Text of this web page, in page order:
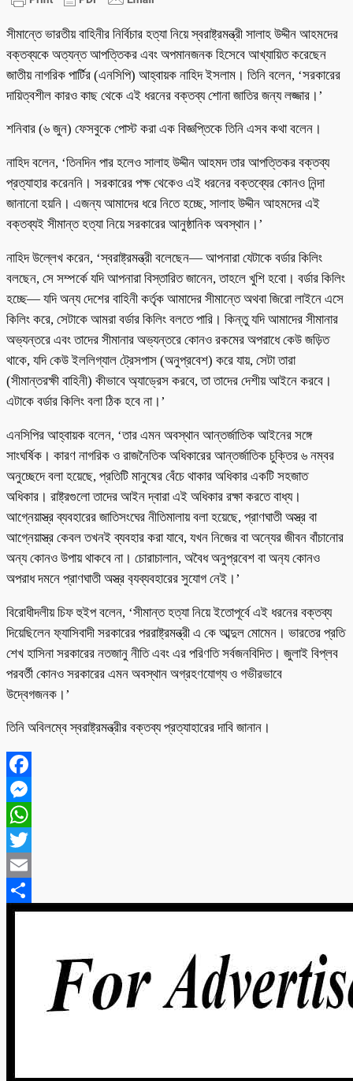
সীমান্তে ভারতীয় বাহিনীর নির্বিচার হত্যা নিয়ে স্বরাষ্ট্রমন্ত্রী সালাহ উদ্দীন আহমদের
বক্তব্যকে অত্যন্ত আপত্তিকর এবং অপমানজনক হিসেবে আখ্যায়িত করেছেন
জাতীয় নাগরিক পার্টির (এনসিপি) আহ্বায়ক নাহিদ ইসলাম। তিনি বলেন, ‘সরকারের
দায়িত্বশীল কারও কাছ থেকে এই ধরনের বক্তব্য শোনা জাতির জন্য লজ্জার।’
শনিবার (৬ জুন) ফেসবুকে পোস্ট করা এক বিজ্ঞপ্তিকে তিনি এসব কথা বলেন।
নাহিদ বলেন, ‘তিনদিন পার হলেও সালাহ উদ্দীন আহমদ তার আপত্তিকর বক্তব্য
প্রত্যাহার করেননি। সরকারের পক্ষ থেকেও এই ধরনের বক্তব্যের কোনও নিন্দা
জানানো হয়নি। এজন্য আমাদের ধরে নিতে হচ্ছে, সালাহ উদ্দীন আহমদের এই
বক্তব্যই সীমান্ত হত্যা নিয়ে সরকারের আনুষ্ঠানিক অবস্থান।’
নাহিদ উল্লেখ করেন, ‘স্বরাষ্ট্রমন্ত্রী বলেছেন— আপনারা যেটাকে বর্ডার কিলিং
বলছেন, সে সম্পর্কে যদি আপনারা বিস্তারিত জানেন, তাহলে খুশি হবো। বর্ডার কিলিং
হচ্ছে— যদি অন্য দেশের বাহিনী কর্তৃক আমাদের সীমান্তে অথবা জিরো লাইনে এসে
কিলিং করে, সেটাকে আমরা বর্ডার কিলিং বলতে পারি। কিন্তু যদি আমাদের সীমানার
অভ্যন্তরে এবং তাদের সীমানার অভ্যন্তরে কোনও রকমের অপরাধে কেউ জড়িত
থাকে, যদি কেউ ইললিগ্যাল ট্রেসপাস (অনুপ্রবেশ) করে যায়, সেটা তারা
(সীমান্তরক্ষী বাহিনী) কীভাবে অ্যাড্রেস করবে, তা তাদের দেশীয় আইনে করবে।
এটাকে বর্ডার কিলিং বলা ঠিক হবে না।’
এনসিপির আহ্বায়ক বলেন, ‘তার এমন অবস্থান আন্তর্জাতিক আইনের সঙ্গে
সাংঘর্ষিক। কারণ নাগরিক ও রাজনৈতিক অধিকারের আন্তর্জাতিক চুক্তির ৬ নম্বর
অনুচ্ছেদে বলা হয়েছে, প্রতিটি মানুষের বেঁচে থাকার অধিকার একটি সহজাত
অধিকার। রাষ্ট্রগুলো তাদের আইন দ্বারা এই অধিকার রক্ষা করতে বাধ্য।
আগ্নেয়াস্ত্র ব্যবহারের জাতিসংঘের নীতিমালায় বলা হয়েছে, প্রাণঘাতী অস্ত্র বা
আগ্নেয়াস্ত্র কেবল তখনই ব্যবহার করা যাবে, যখন নিজের বা অন্যের জীবন বাঁচানোর
অন্য কোনও উপায় থাকবে না। চোরাচালান, অবৈধ অনুপ্রবেশ বা অন‍্য কোনও
অপরাধ দমনে প্রাণঘাতী অস্ত্র ব‍্যব্যবহারের সুযোগ নেই।’
বিরোধীদলীয় চিফ হুইপ বলেন, ‘সীমান্ত হত্যা নিয়ে ইতোপূর্বে এই ধরনের বক্তব্য
দিয়েছিলেন ফ‍্যাসিবাদী সরকারের পররাষ্ট্রমন্ত্রী এ কে আব্দুল মোমেন। ভারতের প্রতি
শেখ হাসিনা সরকারের নতজানু নীতি এবং এর পরিণতি সর্বজনবিদিত। জুলাই বিপ্লব
পরবর্তী কোনও সরকারের এমন অবস্থান অগ্রহণযোগ্য ও গভীরভাবে
উদ্বেগজনক।’
তিনি অবিলম্বে স্বরাষ্ট্রমন্ত্রীর বক্তব্য প্রত্যাহারের দাবি জানান।
Facebook
Messenger
WhatsApp
Twitter
Email
Share